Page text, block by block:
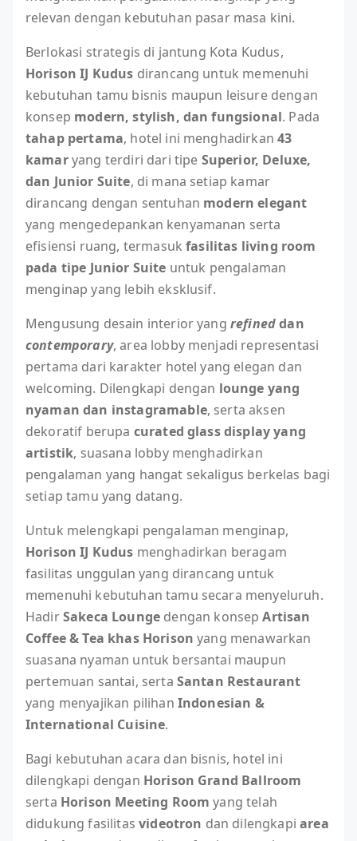
relevan dengan kebutuhan pasar masa kini.
Berlokasi strategis di jantung Kota Kudus,
Horison IJ Kudus dirancang untuk memenuhi
kebutuhan tamu bisnis maupun leisure dengan
konsep modern, stylish, dan fungsional. Pada
tahap pertama, hotel ini menghadirkan43
kamaryang terdiri dari tipe Superior, Deluxe,
dan Junior Suite, di mana setiap kamar
dirancang dengan sentuhan modern elegant
yang mengedepankan kenyamanan serta
efisiensi ruang, termasukfasilitas living room
pada tipe Junior Suite untuk pengalaman
menginap yang lebih eksklusif.
Mengusung desain interior yang refineddan
contemporary, area lobby menjadi representasi
pertama dari karakter hotel yang elegan dan
welcoming. Dilengkapi dengan lounge yang
nyaman dan instagramable, serta aksen
dekoratif berupa curated glass display yang
artistik, suasana lobby menghadirkan
pengalaman yang hangat sekaligus berkelas bagi
setiap tamu yang datang.
Untuk melengkapi pengalaman menginap,
Horison IJ Kudus menghadirkan beragam
fasilitas unggulan yang dirancang untuk
memenuhi kebutuhan tamu secara menyeluruh.
HadirSakeca Lounge dengan konsepArtisan
Coffee & Tea khas Horison yang menawarkan
suasana nyaman untuk bersantai maupun
pertemuan santai, serta Santan Restaurant
yang menyajikan pilihan Indonesian &
International Cuisine.
Bagi kebutuhan acara dan bisnis, hotel ini
dilengkapi dengan Horison Grand Ballroom
serta Horison Meeting Room yang telah
didukung fasilitasvideotron dan dilengkapiarea